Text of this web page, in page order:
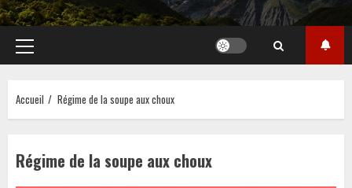
Menu
principal
Accueil Régime de la soupe aux choux
Régime de la soupe aux choux